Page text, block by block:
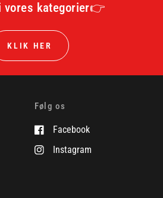
vores kategorier👉
KLIK HER
Følg os
Facebook
Instagram